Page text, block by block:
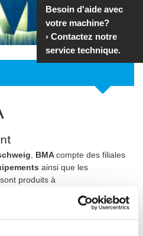
, BMAcompte des filiales
ainsi que les
sont produits à
les machines issues de nos
Besoin d'aide avec
votre machine?
› Contactez notre
service technique.